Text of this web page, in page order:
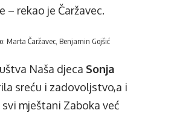
– rekao je Čaržavec.
Marta Čaržavec, Benjamin Gojšić
Naša djeca Sonja
sreću i zadovoljstvo,a i
mještani Zaboka već